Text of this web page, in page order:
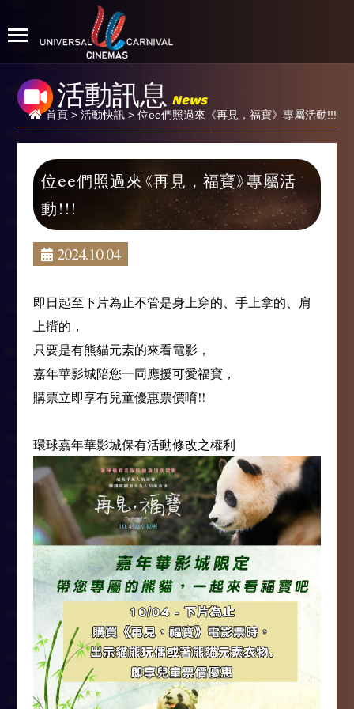
活動訊息 News
首頁> 活動快訊> 位ee們照過來《再見，福寶》專屬活動!!!
位ee們照過來《再見，福寶》專屬活
動!!!
2024.10.04
即日起至下片為止不管是身上穿的、手上拿的、肩
上揹的，
只要是有熊貓元素的來看電影，
嘉年華影城陪您一同應援可愛福寶，
購票立即享有兒童優惠票價唷!!
環球嘉年華影城保有活動修改之權利